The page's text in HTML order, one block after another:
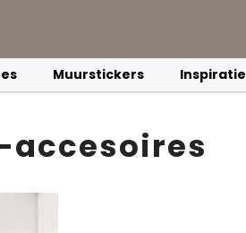
Muurstickers Inspiratie